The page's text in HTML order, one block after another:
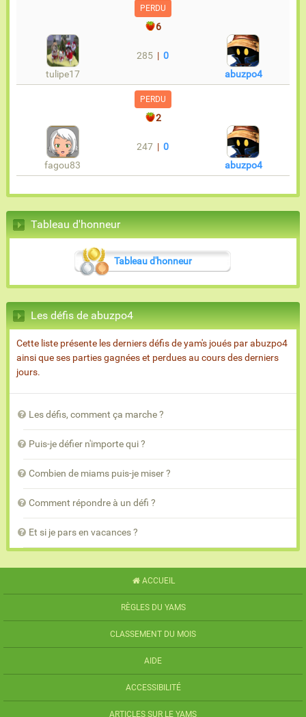
PERDU
6
tulipe17
285 |0
abuzpo4
PERDU
2
fagou83
247 |0
abuzpo4
Tableau d'honneur
Tableau d'honneur
Les défis de abuzpo4
Cette liste présente les derniers défis de yam's joués par abuzpo4
ainsi que ses parties gagnées et perdues au cours des derniers
jours.
Les défis, comment ça marche ?
Puis-je défier n'importe qui ?
Combien de miams puis-je miser ?
Comment répondre à un défi ?
Et si je pars en vacances ?
ACCUEIL
RÈGLES DU YAMS
CLASSEMENT DU MOIS
AIDE
ACCESSIBILITÉ
ARTICLES SUR LE YAMS